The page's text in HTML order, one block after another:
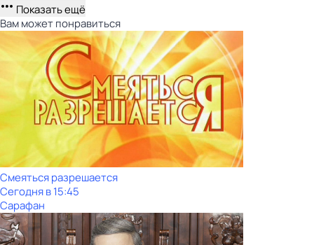
Показать ещё
Вам может понравиться
Смеяться разрешается
Сегодня в 15:45
Сарафан